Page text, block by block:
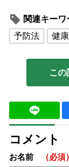
関連キーワ
予防法
健
この
コメント
お名前 （必須）